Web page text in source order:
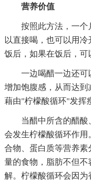
营养价值
按照此方法，一个
以直接喝，也可以用
饭后，如果在饭后，可
一边喝醋一边还可
增加饱腹感，从而达
藉由"柠檬酸循环"发挥
当醋中所含的醋酸
会发生柠檬酸循环作
合物、蛋白质等营养
量的食物，脂肪不但
解。柠檬酸循环会因